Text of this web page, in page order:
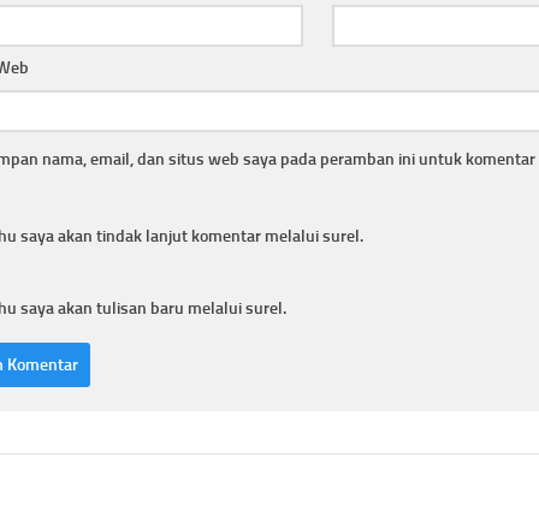
nama, email, dan situs web saya pada peramban ini untuk
saya akan tindak lanjut komentar melalui surel.
saya akan tulisan baru melalui surel.